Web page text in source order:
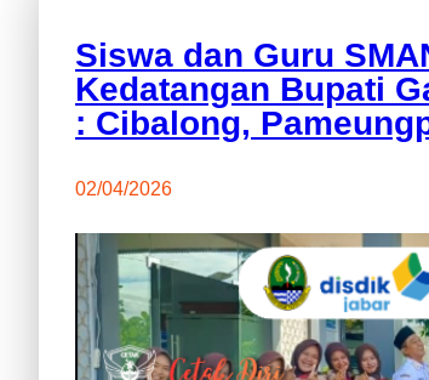
Siswa dan Guru
Kedatangan Bupati
: Cibalong,
02/04/2026